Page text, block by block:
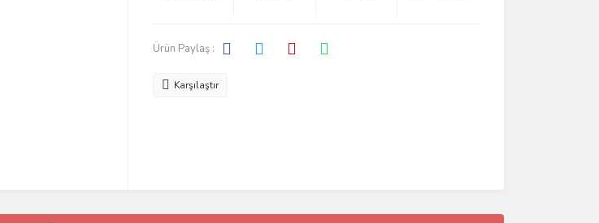
Ürün Paylaş :
Karşılaştır